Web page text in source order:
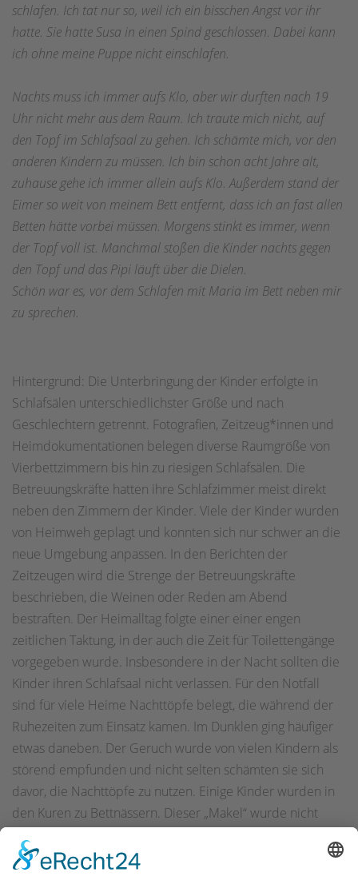
schlafen. Ich tat nur so, weil ich ein bisschen Angst vor ihr
hatte. Sie hatte Susa in einen Spind geschlossen. Dabei kann
ich ohne meine Puppe nicht einschlafen.
Nachts muss ich immer aufs Klo, aber wir durften nach 19
Uhr nicht mehr aus dem Raum. Ich traute mich nicht, auf
den Topf im Schlafsaal zu gehen. Ich schämte mich, vor den
anderen Kindern zu müssen. Ich bin schon acht Jahre alt,
zuhause gehe ich immer allein aufs Klo. Außerdem stand der
Eimer so weit von meinem Bett entfernt, dass ich an fast allen
Betten hätte vorbei müssen. Morgens stinkt es immer, wenn
der Topf voll ist. Manchmal stoßen die Kinder nachts gegen
den Topf und das Pipi läuft über die Dielen.
Schön war es, vor dem Schlafen mit Maria im Bett neben mir
zu sprechen.
Hintergrund: Die Unterbringung der Kinder erfolgte in
Schlafsälen unterschiedlichster Größe und nach
Geschlechtern getrennt. Fotografien, Zeitzeug*innen und
Heimdokumentationen belegen diverse Raumgröße von
Vierbettzimmern bis hin zu riesigen Schlafsälen. Die
Betreuungskräfte hatten ihre Schlafzimmer meist direkt
neben den Zimmern der Kinder. Viele der Kinder wurden
von Heimweh geplagt und konnten sich nur schwer an die
neue Umgebung anpassen. In den Berichten der
Zeitzeugen wird die Strenge der Betreuungskräfte
beschrieben, die Weinen oder Reden am Abend
bestraften. Der Heimalltag folgte einer einer engen
zeitlichen Taktung, in der auch die Zeit für Toilettengänge
vorgegeben wurde. Insbesondere in der Nacht sollten die
Kinder ihren Schlafsaal nicht verlassen. Für den Notfall
sind für viele Heime Nachttöpfe belegt, die während der
Ruhezeiten zum Einsatz kamen. Im Dunklen ging häufiger
etwas daneben. Der Geruch wurde von vielen Kindern als
störend empfunden und nicht selten schämten sie sich
davor, die Nachttöpfe zu nutzen. Einige Kinder wurden in
den Kuren zu Bettnässern. Dieser „Makel“ wurde nicht
geahndet.